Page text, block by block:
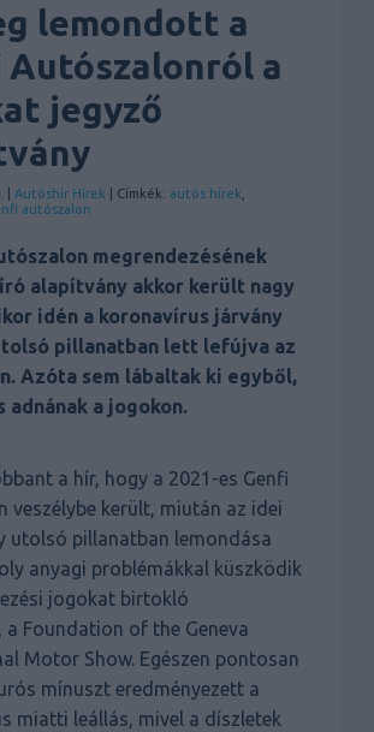
lemondott a
Autószalonról a
jegyző
| Autóshír Hírek | Címkék: autós hírek
autószalon
megrendezésének
alapítvány akkor került nagy
idén a koronavírus járvány
pillanatban lett lefújva az
Azóta sem lábaltak ki egyből,
adnának a jogokon.
a hír, hogy a 2021-es Genfi
veszélybe került, miután az idei
utolsó pillanatban lemondása
anyagi problémákkal küszködik
jogokat birtokló
a Foundation of the Geneva
Motor Show. Egészen pontosan
mínuszt eredményezett a
miatti leállás, mivel a díszletek